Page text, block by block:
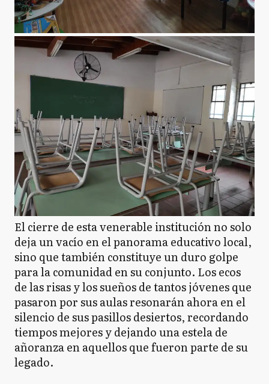
El cierre de esta venerable institución no solo
deja un vacío en el panorama educativo local,
sino que también constituye un duro golpe
para la comunidad en su conjunto. Los ecos
de las risas y los sueños de tantos jóvenes que
pasaron por sus aulas resonarán ahora en el
silencio de sus pasillos desiertos, recordando
tiempos mejores y dejando una estela de
añoranza en aquellos que fueron parte de su
legado.